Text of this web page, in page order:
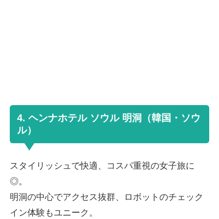
4. ヘンナホテル ソウル 明洞（韓国・ソウ
ル）
スタイリッシュで快適、コスパ重視の女子旅に
◎。
明洞の中心でアクセス抜群、ロボットのチェック
イン体験もユニーク。